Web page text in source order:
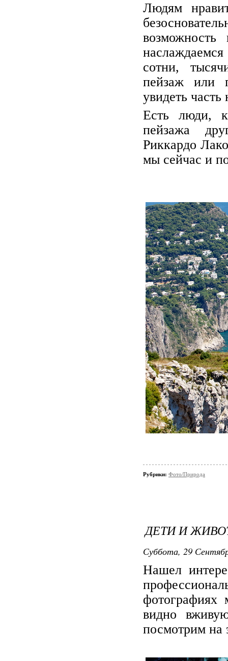
Людям
сотни,
пейзаж или
увидеть
Есть люди,
пейзажа
Риккардо
мы сейчас и
Рубрики: Фото/Природа
ДЕТИ И
Суббота, 29
Нашел
фотографиях
видно
посмотрим на